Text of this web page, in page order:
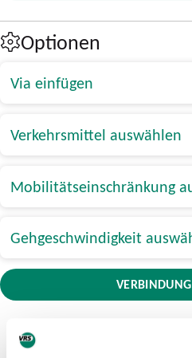
Optionen
Via einfügen
Verkehrsmittel auswählen
Mobilitätseinschränkung
Gehgeschwindigkeit